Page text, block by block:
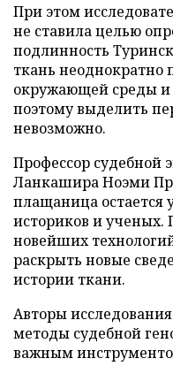
При этом
не ставила целью
подлинность
ткань неоднократно
окружающей среды
поэтому выделить
невозможно.
Профессор судебной
Ланкашира Ноэми
плащаница
историков и ученых.
новейших
раскрыть новые
истории ткани.
Авторы
методы судебной
важным